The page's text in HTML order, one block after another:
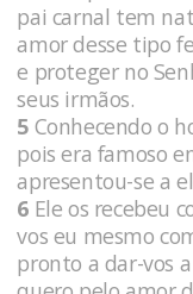
pai carnal tem
amor desse tipo
e proteger no
seus irmãos.
5 Conhecendo o
pois era famoso
apresentou-se a
6 Ele os recebeu
vos eu mesmo
pronto a dar-vos